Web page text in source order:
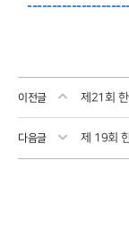
이전글
다음글